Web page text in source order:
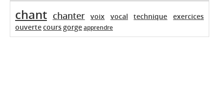
chant chanter voix vocal technique
exercices
ouvertecoursgorgeapprendre